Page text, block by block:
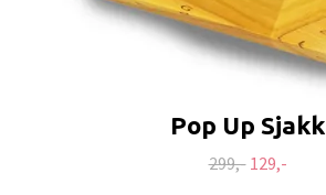
Pop Up Sjakk
299,- 129,-